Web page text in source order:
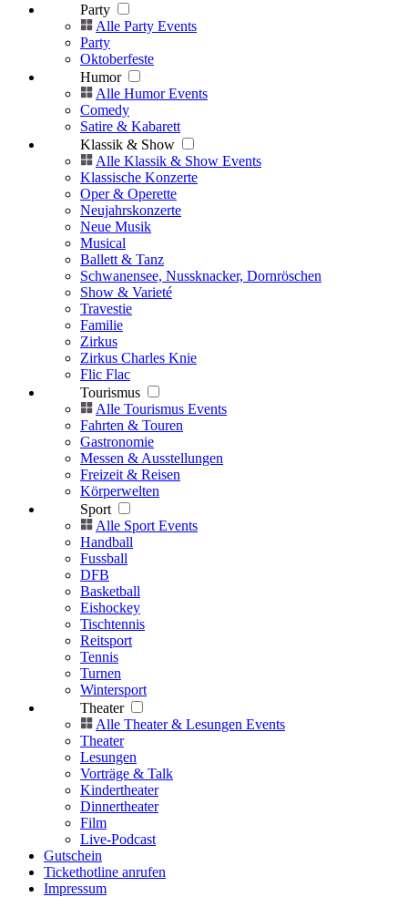
Party
Alle Party Events
Party
Oktoberfeste
Humor
Alle Humor Events
Comedy
Satire & Kabarett
Klassik & Show
Alle Klassik & Show Events
Klassische Konzerte
Oper & Operette
Neujahrskonzerte
Neue Musik
Musical
Ballett & Tanz
Schwanensee, Nussknacker, Dornröschen
Show & Varieté
Travestie
Familie
Zirkus
Zirkus Charles Knie
Flic Flac
Tourismus
Alle Tourismus Events
Fahrten & Touren
Gastronomie
Messen & Ausstellungen
Freizeit & Reisen
Körperwelten
Sport
Alle Sport Events
Handball
Fussball
DFB
Basketball
Eishockey
Tischtennis
Reitsport
Tennis
Turnen
Wintersport
Theater
Alle Theater & Lesungen Events
Theater
Lesungen
Vorträge & Talk
Kindertheater
Dinnertheater
Film
Live-Podcast
Gutschein
Tickethotline anrufen
Impressum